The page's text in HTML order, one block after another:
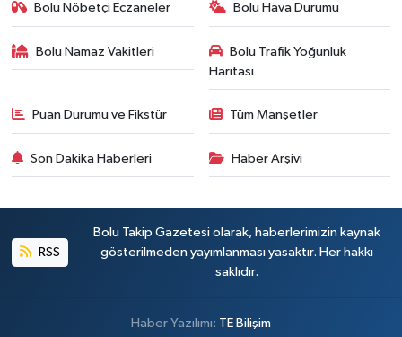
Bolu Nöbetçi Eczaneler Bolu Hava Durumu
Bolu Namaz Vakitleri
Bolu Trafik Yoğunluk
Haritası
Puan Durumu ve Fikstür Tüm Manşetler
Son Dakika Haberleri Haber Arşivi
RSS
Bolu Takip Gazetesi olarak, haberlerimizin kaynak
gösterilmeden yayımlanması yasaktır. Her hakkı
saklıdır.
Haber Yazılımı: TE Bilişim